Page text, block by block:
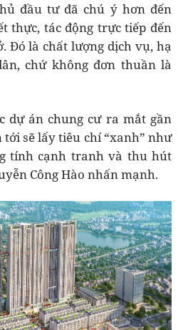
đầu tư đã chú ý hơn đến
thực, tác động trực tiếp đến
Đó là chất lượng dịch vụ, hạ
chứ không đơn thuần là
dự án chung cư ra mắt gần
sẽ lấy tiêu chí “xanh” như
tính cạnh tranh và thu hút
Công Hào nhấn mạnh.